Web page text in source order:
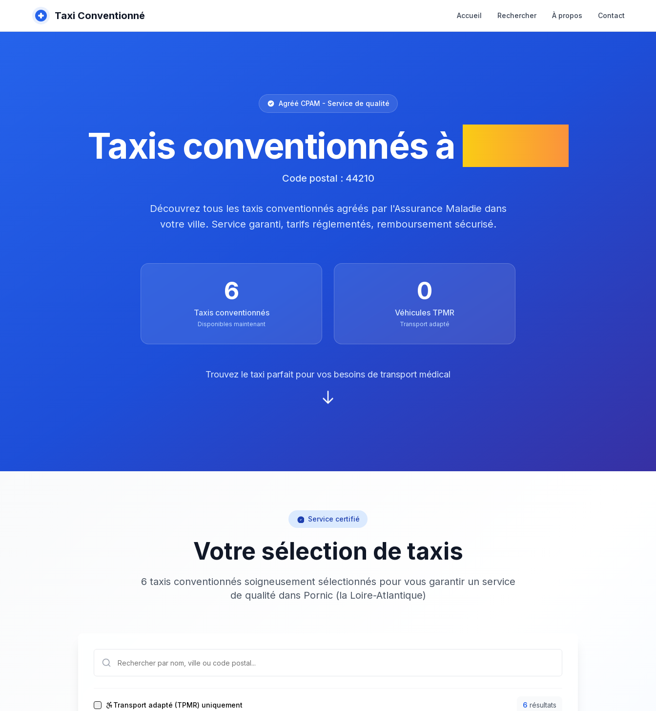
Taxi Conventionné Accueil Rechercher À propos Contact
Agréé CPAM - Service de qualité
Taxis conventionnés à
Code postal : 44210
Découvrez tous les taxis conventionnés agréés par l'Assurance Maladie dans
votre ville. Service garanti, tarifs réglementés, remboursement sécurisé.
6
Taxis conventionnés
Disponibles maintenant
0
Véhicules TPMR
Transport adapté
Trouvez le taxi parfait pour vos besoins de transport médical
Service certifié
Votre sélection de taxis
6 taxis conventionnés soigneusement sélectionnés pour vous garantir un service
de qualité dans Pornic (la Loire-Atlantique)
Transport adapté (TPMR) uniquement 6 résultats